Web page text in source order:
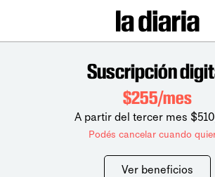
Suscripción
$255/mes
A partir del tercer mes
Podés cancelar cuando
Ver beneficios